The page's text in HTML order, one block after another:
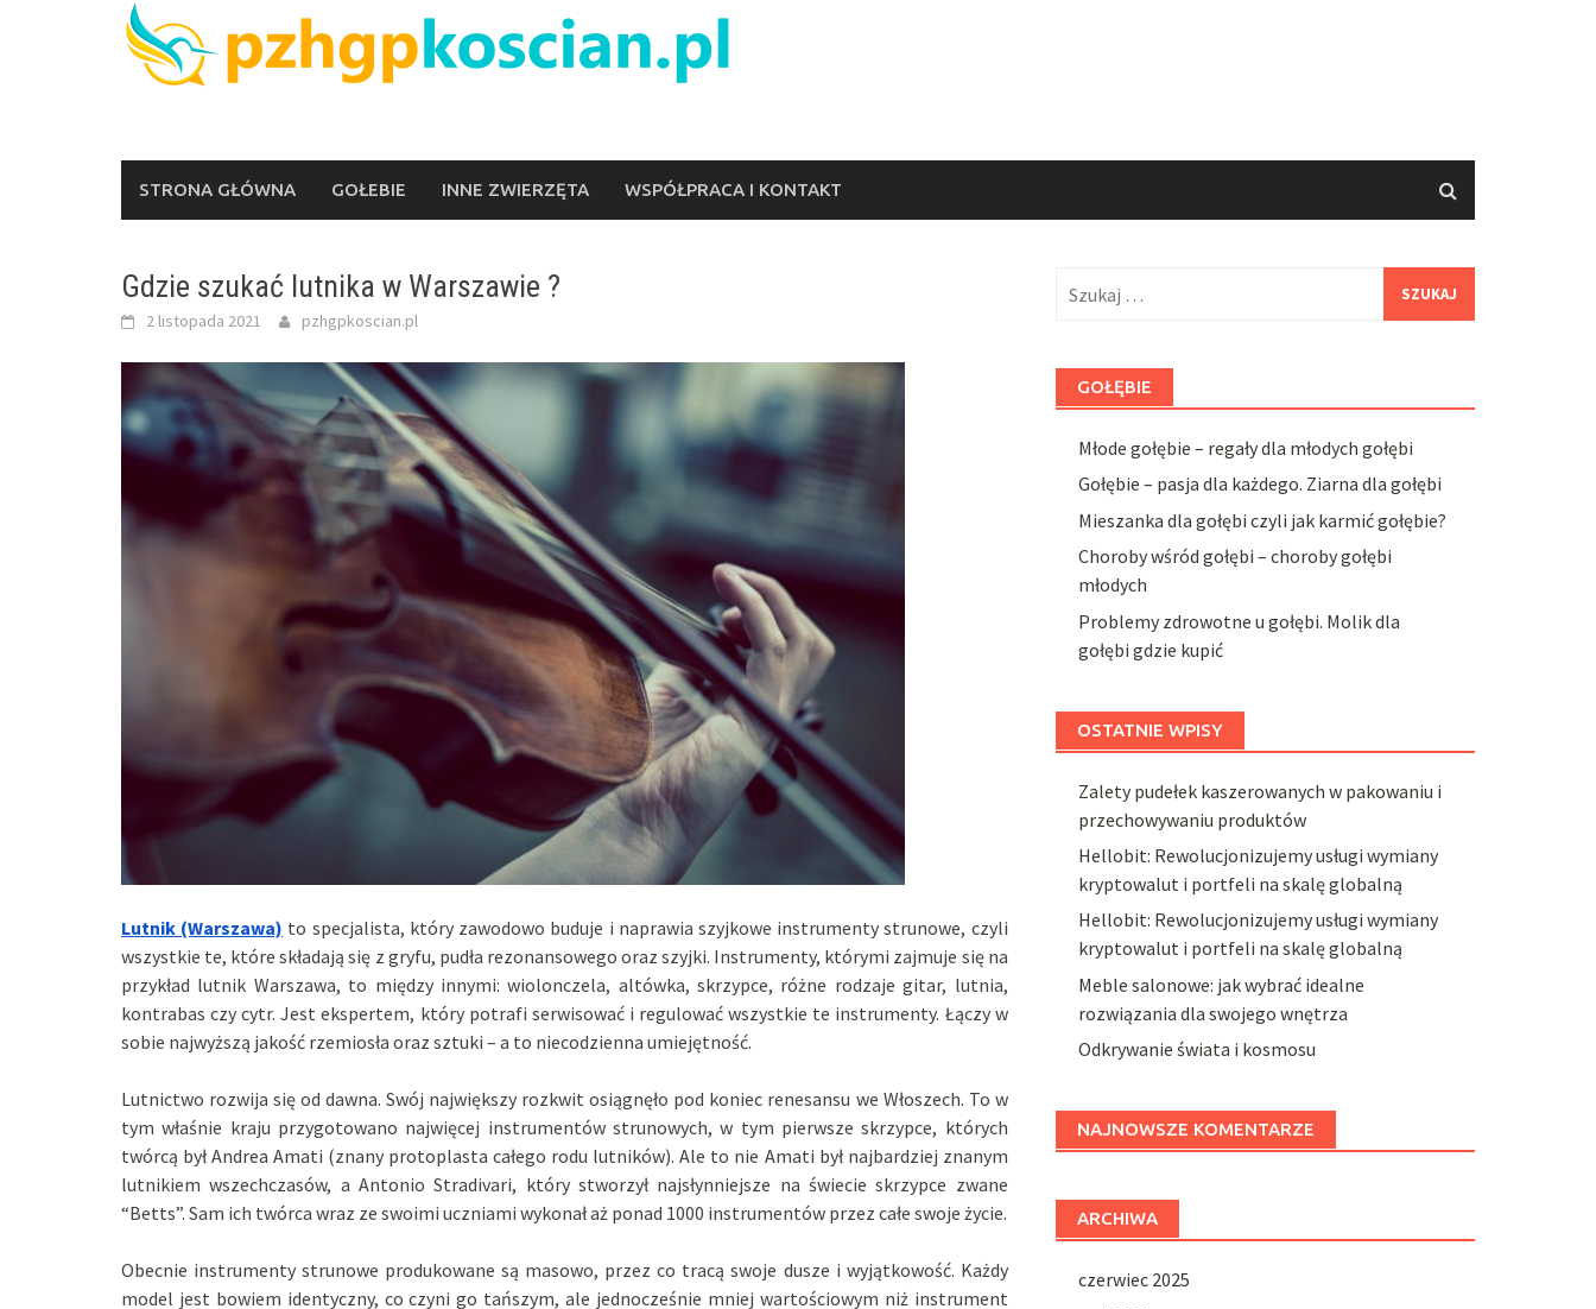
STRONA GŁÓWNA GOŁEBIE INNE ZWIERZĘTA WSPÓŁPRACA I KONTAKT
Gdzie szukać lutnika w Warszawie ?
2 listopada 2021 pzhgpkoscian.pl
Lutnik (Warszawa) to specjalista, który zawodowo buduje i naprawia szyjkowe instrumenty strunowe, czyli
wszystkie te, które składają się z gryfu, pudła rezonansowego oraz szyjki. Instrumenty, którymi zajmuje się na
przykład lutnik Warszawa, to między innymi: wiolonczela, altówka, skrzypce, różne rodzaje gitar, lutnia,
kontrabas czy cytr. Jest ekspertem, który potrafi serwisować i regulować wszystkie te instrumenty. Łączy w
sobie najwyższą jakość rzemiosła oraz sztuki – a to niecodzienna umiejętność.
Lutnictwo rozwija się od dawna. Swój największy rozkwit osiągnęło pod koniec renesansu we Włoszech. To w
tym właśnie kraju przygotowano najwięcej instrumentów strunowych, w tym pierwsze skrzypce, których
twórcą był Andrea Amati (znany protoplasta całego rodu lutników). Ale to nie Amati był najbardziej znanym
lutnikiem wszechczasów, a Antonio Stradivari, który stworzył najsłynniejsze na świecie skrzypce zwane
“Betts”. Sam ich twórca wraz ze swoimi uczniami wykonał aż ponad 1000 instrumentów przez całe swoje życie.
Obecnie instrumenty strunowe produkowane są masowo, przez co tracą swoje dusze i wyjątkowość. Każdy
model jest bowiem identyczny, co czyni go tańszym, ale jednocześnie mniej wartościowym niż instrument
GOŁĘBIE
Młode gołębie – regały dla młodych gołębi
Gołębie – pasja dla każdego. Ziarna dla gołębi
Mieszanka dla gołębi czyli jak karmić gołębie?
Choroby wśród gołębi – choroby gołębi
młodych
Problemy zdrowotne u gołębi. Molik dla
gołębi gdzie kupić
OSTATNIE WPISY
Zalety pudełek kaszerowanych w pakowaniu i
przechowywaniu produktów
Hellobit: Rewolucjonizujemy usługi wymiany
kryptowalut i portfeli na skalę globalną
Hellobit: Rewolucjonizujemy usługi wymiany
kryptowalut i portfeli na skalę globalną
Meble salonowe: jak wybrać idealne
rozwiązania dla swojego wnętrza
Odkrywanie świata i kosmosu
NAJNOWSZE KOMENTARZE
ARCHIWA
czerwiec 2025